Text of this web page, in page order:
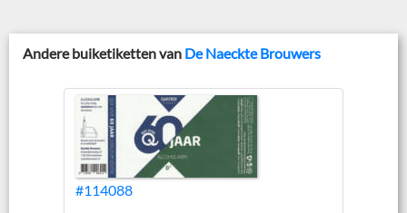
Andere buiketiketten van De Naeckte Brouwers
#114088